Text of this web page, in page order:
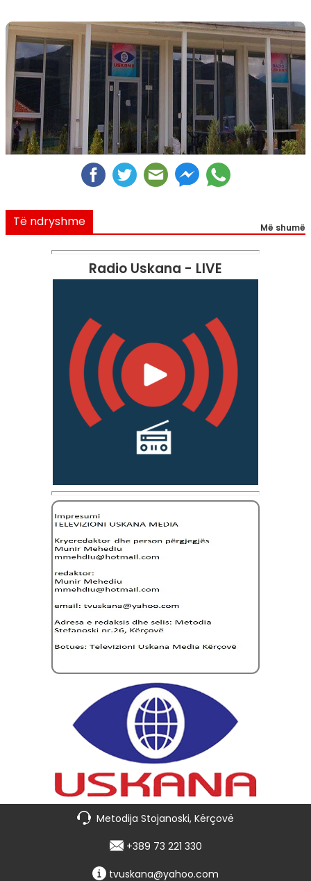
Të ndryshme Më shumë
Radio Uskana - LIVE
Metodija Stojanoski, Kërçovë
+389 73 221 330
tvuskana@yahoo.com